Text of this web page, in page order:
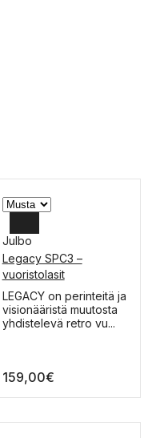
Julbo
Legacy SPC3 –
vuoristolasit
Tällä
tuotteella
on
tehdä
LEGACY on perinteitä ja
visionääristä muutosta
yhdistelevä retro vu...
159,00€